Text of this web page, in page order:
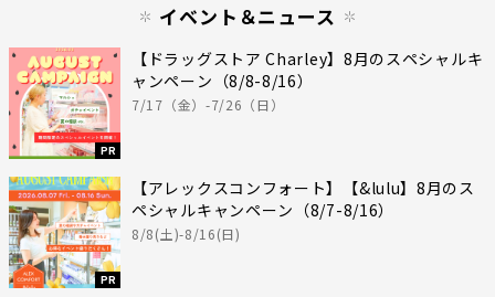
イベント＆ニュース
PR
【ドラッグストア Charley】8月のスペシャルキ
ャンペーン（8/8-8/16）
7/17（金）-7/26（日）
PR
【アレックスコンフォート】【&lulu】8月のス
ペシャルキャンペーン（8/7-8/16）
8/8(土)-8/16(日)